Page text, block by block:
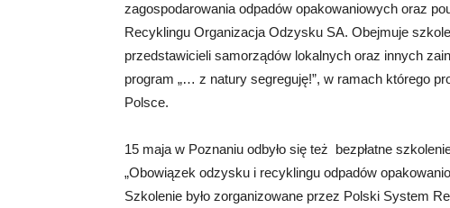
zagospodarowania odpadów opakowaniowych oraz
Recyklingu Organizacja Odzysku SA. Obejmuje
przedstawicieli samorządów lokalnych oraz innych
program „… z natury segreguję!”, w ramach którego
Polsce.
15 maja w Poznaniu odbyło się też bezpłatne
„Obowiązek odzysku i recyklingu odpadów
Szkolenie było zorganizowane przez Polski System